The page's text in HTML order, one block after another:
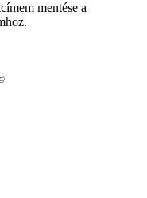
mentése a